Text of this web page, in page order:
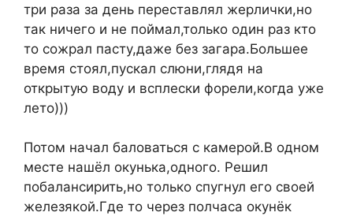
три раза за день переставлял жерлички,но
так ничего и не поймал,только один раз кто
то сожрал пасту,даже без загара.Большее
время стоял,пускал слюни,глядя на
открытую воду и всплески форели,когда уже
лето)))
Потом начал баловаться с камерой.В одном
месте нашёл окунька,одного. Решил
побалансирить,но только спугнул его своей
железякой.Где то через полчаса окунёк